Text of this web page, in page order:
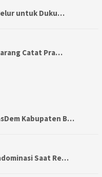
untuk Duku…
Catat Pra…
Kabupaten B…
Saat Re…